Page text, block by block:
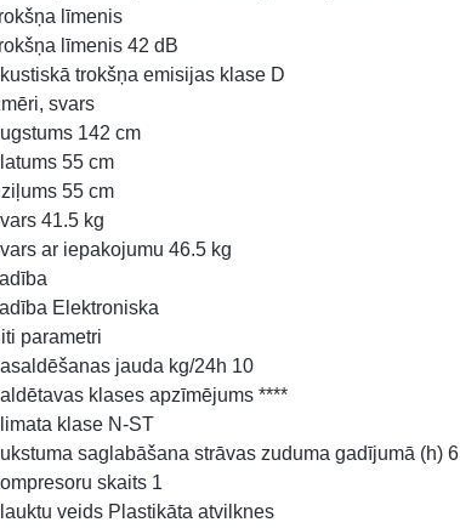
līmenis
līmenis 42 dB
trokšņa emisijas klase D
svars
142 cm
55 cm
55 cm
41.5 kg
ar iepakojumu 46.5 kg
Elektroniska
parametri
jauda kg/24h 10
klases apzīmējums ****
klase N-ST
saglabāšana strāvas zuduma gadījumā (h) 6
skaits 1
veids Plastikāta atvilknes